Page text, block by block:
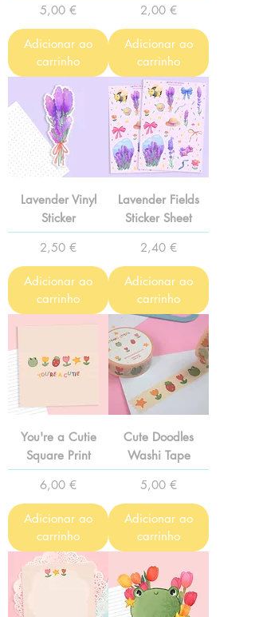
Preço
5,00 €
Adicionar ao
carrinho
Preço
2,00 €
Adicionar ao
carrinho
Lavender Vinyl
Sticker
Preço
2,50 €
Adicionar ao
carrinho
Lavender Fields
Sticker Sheet
Preço
2,40 €
Adicionar ao
carrinho
You're a Cutie
Square Print
Preço
6,00 €
Adicionar ao
carrinho
Cute Doodles
Washi Tape
Preço
5,00 €
Adicionar ao
carrinho